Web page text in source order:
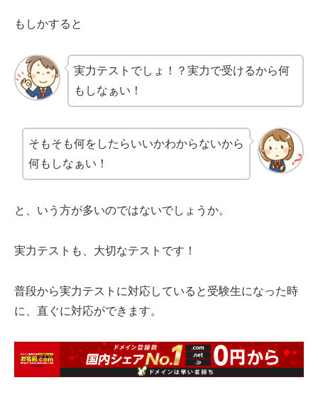
もしかすると
実力テストでしょ！？実力で受けるから何
もしなぁい！
そもそも何をしたらいいかわからないから
何もしなぁい！
と、いう方が多いのではないでしょうか。
実力テストも、大切なテストです！
普段から実力テストに対応していると受験生になった時
に、直ぐに対応ができます。